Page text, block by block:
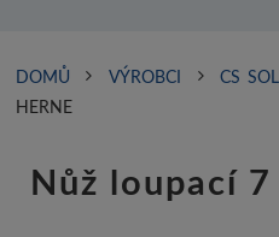
DOMŮ VÝROBCI CS
HERNE
Nůž loupací 7